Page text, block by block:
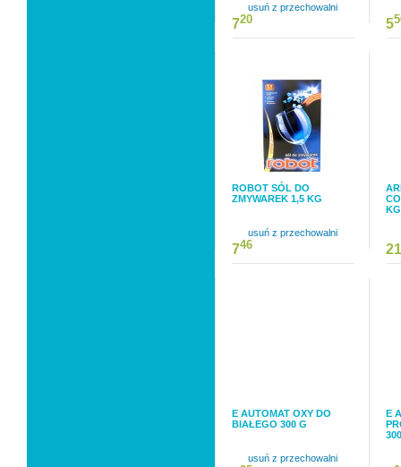
usuń z przechowalni
720 5
ROBOT SÓL DO
ZMYWAREK 1,5 KG
usuń z przechowalni
746
KG
21
E AUTOMAT OXY DO
BIAŁEGO 300 G
usuń z przechowalni
E